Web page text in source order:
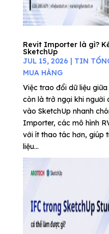
Revit Importer là gì?
SketchUp
JUL 15, 2026 | TIN
MUA HÀNG
Việc trao đổi dữ liệu
còn là trở ngại khi người
vào SketchUp nhanh
Importer, các mô hình
với ít thao tác hơn, giúp
liệu...